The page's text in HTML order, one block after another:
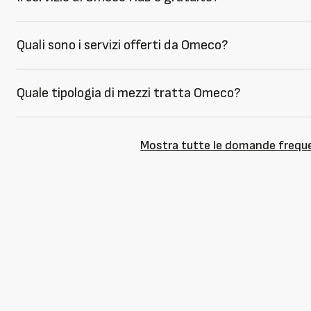
Quali sono i servizi offerti da Omeco?
Quale tipologia di mezzi tratta Omeco?
Mostra tutte le domande